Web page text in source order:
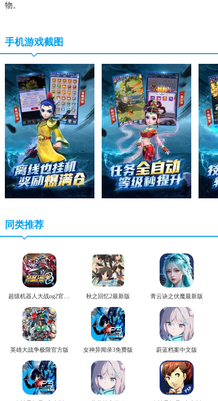
物。
手机游戏截图
同类推荐
秋之回忆2最新版 青云诀之伏魔最新版
英雄大战争极限官方版 女神异闻录3免费版 蔚蓝档案中文版